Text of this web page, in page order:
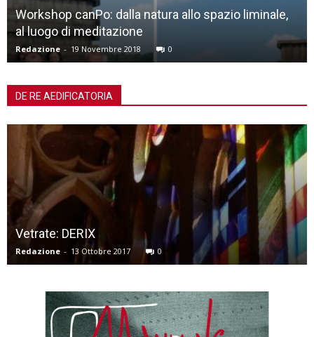
Workshop canPo: dalla natura allo spazio liminale,
al luogo di meditazione
Redazione - 19 Novembre 2018 0
DE RE AEDIFICATORIA
Vetrate: DERIX
Redazione - 13 Ottobre 2017 0